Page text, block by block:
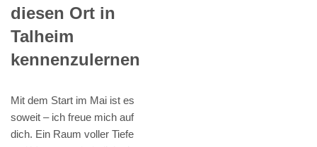
diesen Ort in
Talheim
kennenzulernen
Mit dem Start im Mai ist es
soweit – ich freue mich auf
dich. Ein Raum voller Tiefe